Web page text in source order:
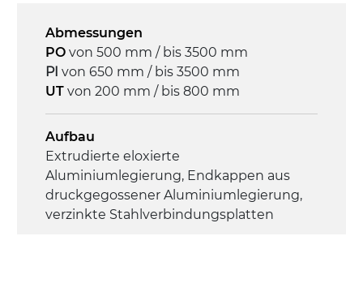
Antrieb
direkt, Zug (linke Seite),
Untersetzungsgetriebe mit Kupplung, 3-
phasiger Asynchronmotor für
Mehrfachspannung 230/400Vac-50Hz-
3Ph
Geschwindigkeit
4 m/Minute
Abmessungen
PO von 500 mm / bis 3500 mm
PI von 650 mm / bis 3500 mm
UT von 200 mm / bis 800 mm
Aufbau
Extrudierte eloxierte
Aluminiumlegierung, Endkappen aus
druckgegossener Aluminiumlegierung,
verzinkte Stahlverbindungsplatten